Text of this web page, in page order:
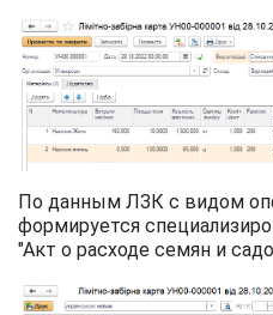
По данным ЛЗК с видом
формируется
"Акт о расходе семян и